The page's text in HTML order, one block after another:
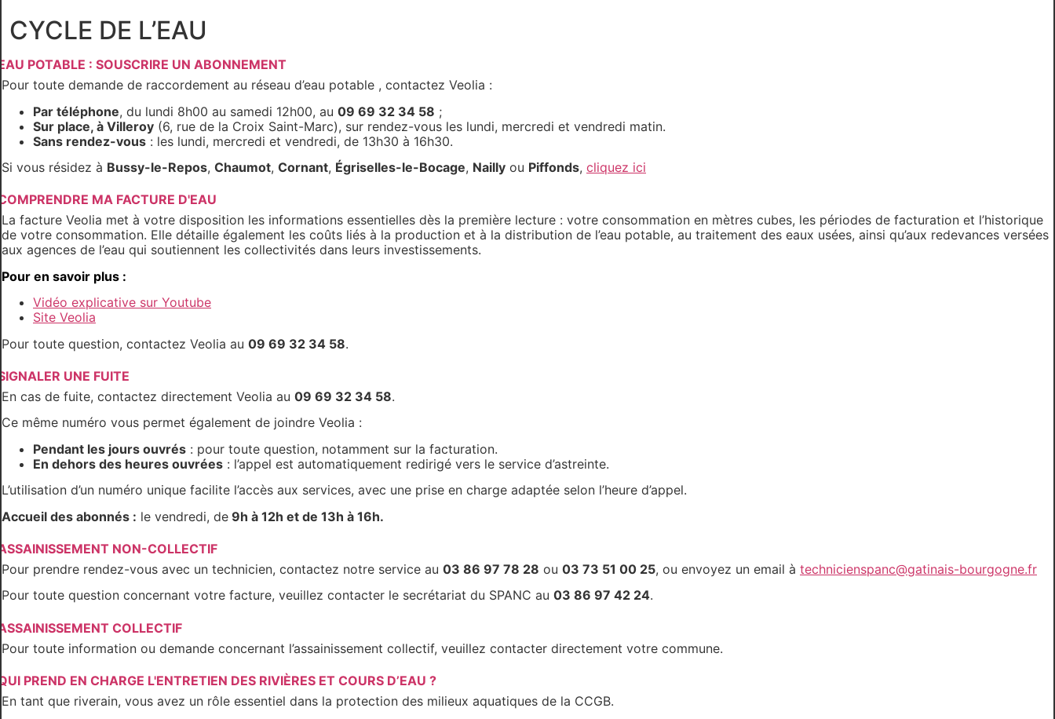
CYCLE DE L’EAU
POTABLE : SOUSCRIRE UN ABONNEMENT
Pour toute demande de raccordement au réseau d’eau potable , contactez Veolia :
Par téléphone, du lundi 8h00 au samedi 12h00, au 09 69 32 34 58 ;
Sur place, à Villeroy (6, rue de la Croix Saint-Marc), sur rendez-vous les lundi, mercredi et vendredi matin.
Sans rendez-vous : les lundi, mercredi et vendredi, de 13h30 à 16h30.
Si vous résidez à Bussy-le-Repos, Chaumot, Cornant, Égriselles-le-Bocage, Nailly ou Piffonds, cliquez ici
MA FACTURE D'EAU
La facture Veolia met à votre disposition les informations essentielles dès la première lecture : votre consommation en mètres cubes, les périodes de facturation et l’historique
de votre consommation. Elle détaille également les coûts liés à la production et à la distribution de l’eau potable, au traitement des eaux usées, ainsi qu’aux redevances versées
aux agences de l’eau qui soutiennent les collectivités dans leurs investissements.
Pour en savoir plus :
Vidéo explicative sur Youtube
Site Veolia
Pour toute question, contactez Veolia au 09 69 32 34 58.
UNE FUITE
En cas de fuite, contactez directement Veolia au 09 69 32 34 58.
Ce même numéro vous permet également de joindre Veolia :
Pendant les jours ouvrés : pour toute question, notamment sur la facturation.
En dehors des heures ouvrées : l’appel est automatiquement redirigé vers le service d’astreinte.
L’utilisation d’un numéro unique facilite l’accès aux services, avec une prise en charge adaptée selon l’heure d’appel.
Accueil des abonnés : le vendredi, de 9h à 12h et de 13h à 16h.
NON-COLLECTIF
Pour prendre rendez-vous avec un technicien, contactez notre service au 03 86 97 78 28 ou 03 73 51 00 25, ou envoyez un email à technicienspanc@gatinais-bourgogne.fr
Pour toute question concernant votre facture, veuillez contacter le secrétariat du SPANC au 03 86 97 42 24.
COLLECTIF
Pour toute information ou demande concernant l’assainissement collectif, veuillez contacter directement votre commune.
PREND EN CHARGE L'ENTRETIEN DES RIVIÈRES ET COURS D’EAU ?
En tant que riverain, vous avez un rôle essentiel dans la protection des milieux aquatiques de la CCGB.